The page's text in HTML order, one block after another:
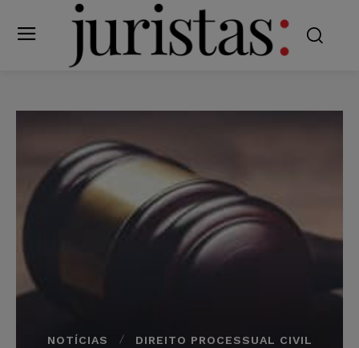
NOTÍCIAS DIREITO PROCESSUAL CIVIL